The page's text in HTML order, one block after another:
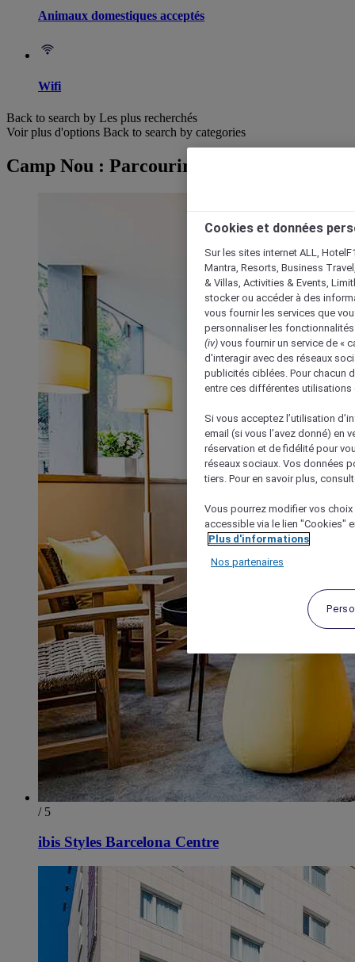
Animaux domestiques acceptés
Wifi
Back to search by Les plus recherchés
Voir plus d'options Back to search by categories
Camp Nou : Parcourir les hôtels
/ 5
ibis Styles Barcelona Centre
Cookies et données
Sur les sites internet ALL,
Mantra, Resorts, Business
& Villas, Activities & Events,
stocker ou accéder à des
vous fournir les services que
personnaliser les
(iv) vous fournir un service de «
d'interagir avec des réseaux
publicités ciblées. Pour chacun
entre ces différentes utilisations
Si vous acceptez l’utilisation
email (si vous l’avez donné) en
réservation et de fidélité pour
réseaux sociaux. Vos données
tiers. Pour en savoir plus,
Vous pourrez modifier vos
accessible via le lien "Cookies"
Plus d'informations
Nos partenaires